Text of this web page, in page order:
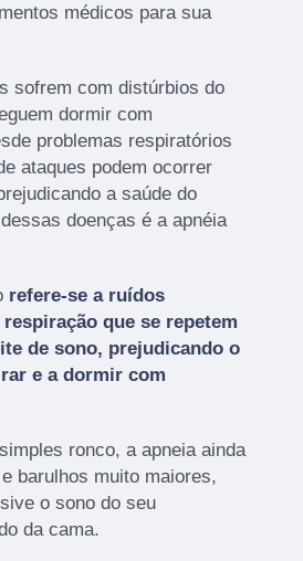
médicos para sua
sofrem com distúrbios do
dormir com
problemas respiratórios
ataques podem ocorrer
a saúde do
doenças é a apnéia
refere-se a ruídos
que se repetem
de sono, prejudicando o
e a dormir com
ronco, a apneia ainda
barulhos muito maiores,
o sono do seu
da cama.